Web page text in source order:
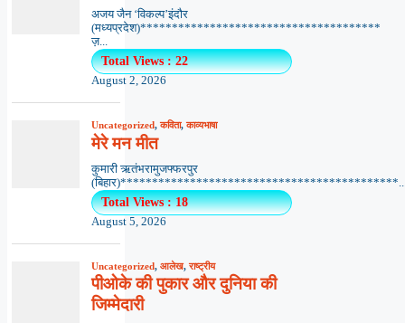
अजय जैन ‘विकल्प’इंदौर
(मध्यप्रदेश)**************************************
ज़...
Total Views : 22
August 2, 2026
Uncategorized,कविता,काव्यभाषा
मेरे मन मीत
कुमारी ऋतंभरामुजफ्फरपुर
Total Views : 18
August 5, 2026
Uncategorized, आलेख,राष्ट्रीय
पीओके की पुकार और दुनिया की
जिम्मेदारी